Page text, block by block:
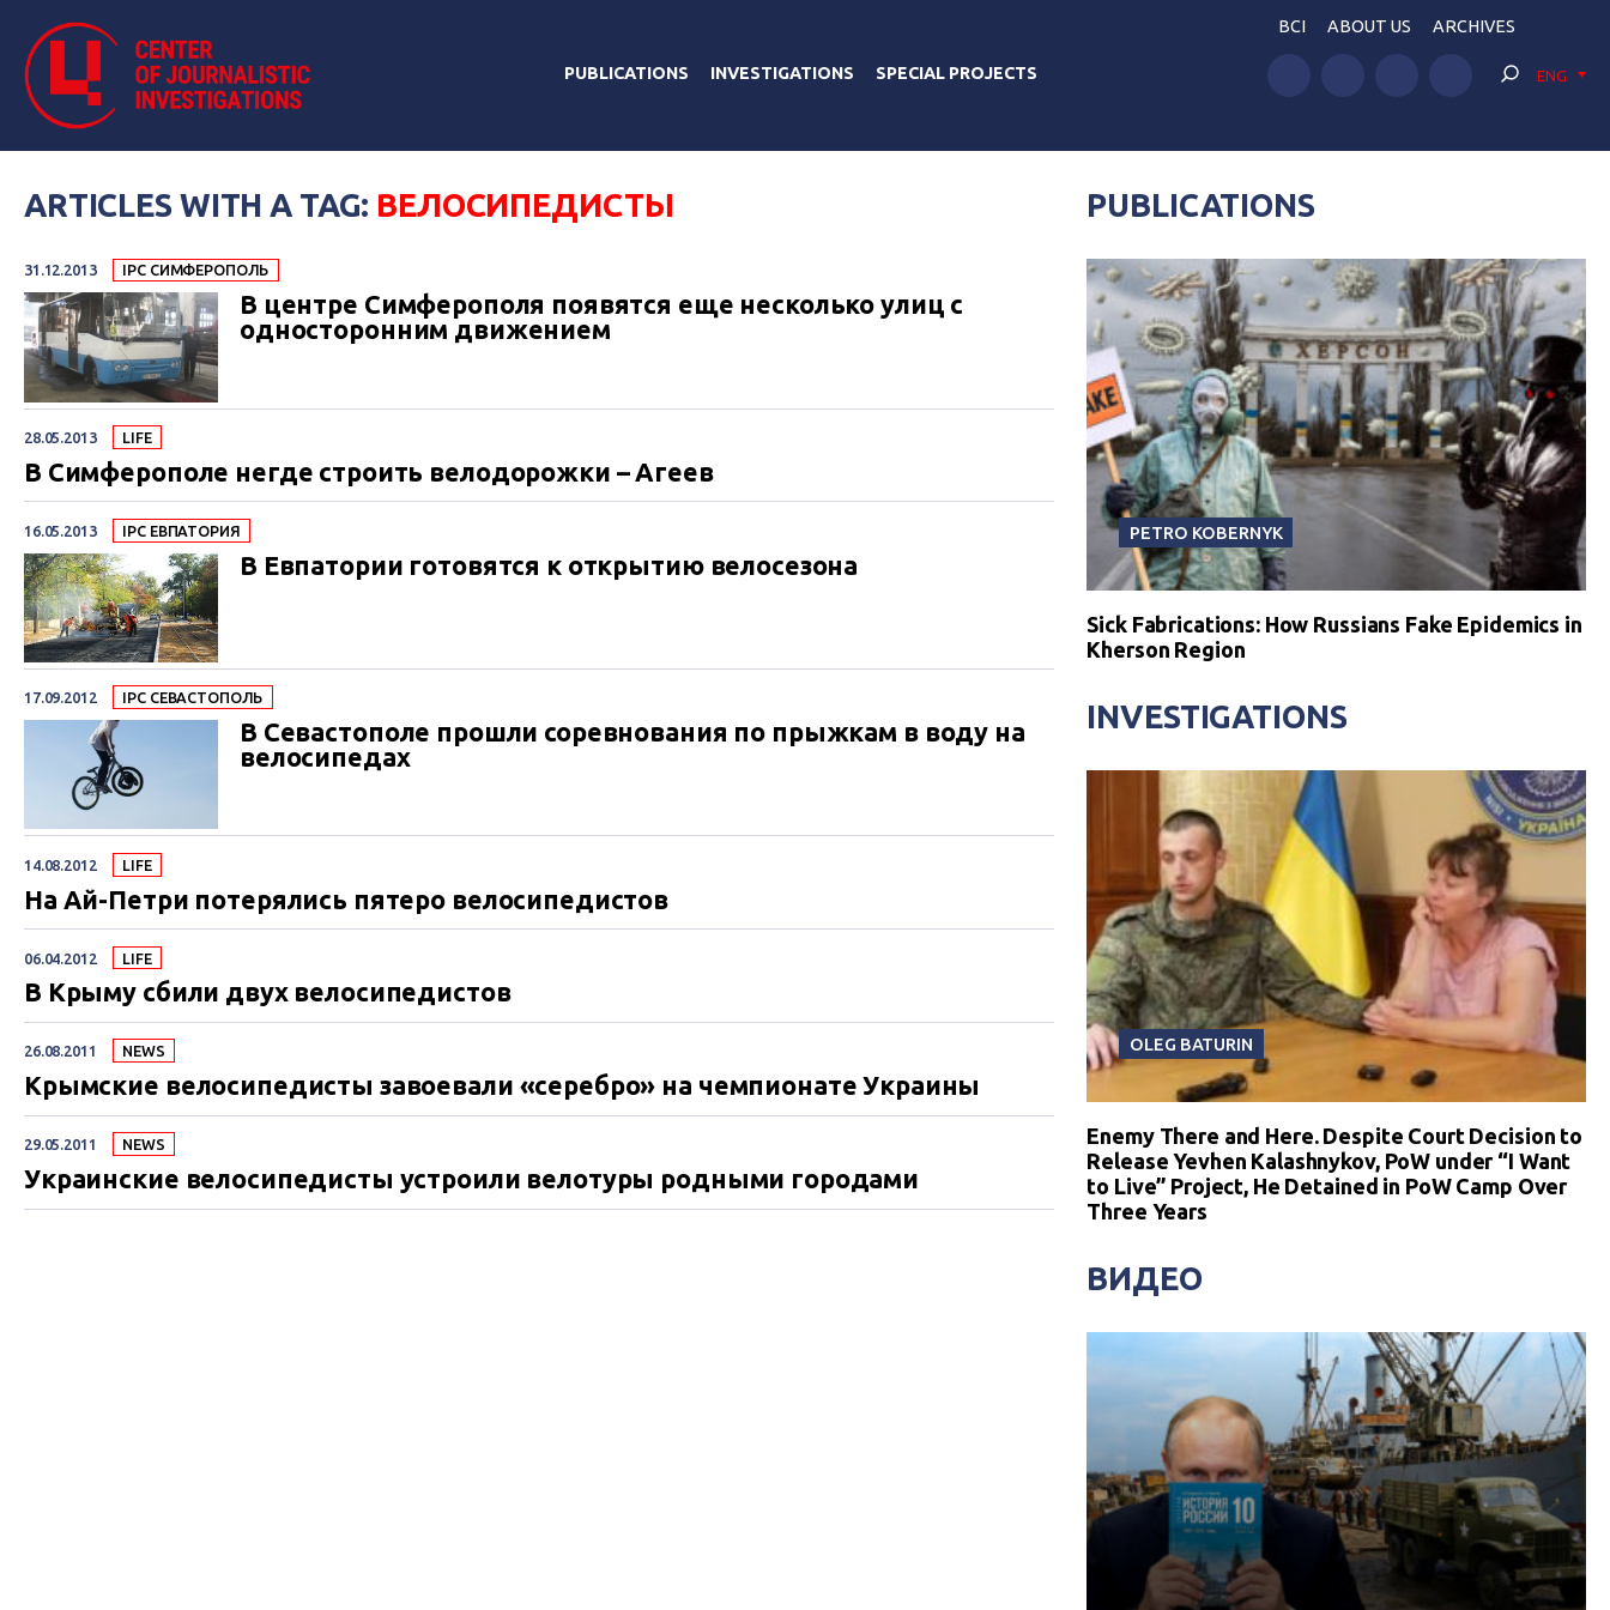
PUBLICATIONS INVESTIGATIONS SPECIAL PROJECTS
BCI ABOUT US ARCHIVES
ENG
ARTICLES WITH A TAG: ВЕЛОСИПЕДИСТЫ
31.12.2013 IPC СИМФЕРОПОЛЬ
В центре Симферополя появятся еще несколько улиц с
односторонним движением
28.05.2013 LIFE
В Симферополе негде строить велодорожки – Агеев
16.05.2013 IPC ЕВПАТОРИЯ
В Евпатории готовятся к открытию велосезона
17.09.2012 IPC СЕВАСТОПОЛЬ
В Севастополе прошли соревнования по прыжкам в воду на
велосипедах
14.08.2012 LIFE
На Ай-Петри потерялись пятеро велосипедистов
06.04.2012 LIFE
В Крыму сбили двух велосипедистов
26.08.2011 NEWS
Крымские велосипедисты завоевали «серебро» на чемпионате Украины
29.05.2011 NEWS
Украинские велосипедисты устроили велотуры родными городами
PUBLICATIONS
PETRO KOBERNYK
Sick Fabrications: How Russians Fake Epidemics in
Kherson Region
INVESTIGATIONS
OLEG BATURIN
Enemy There and Here. Despite Court Decision to
Release Yevhen Kalashnykov, PoW under “I Want
to Live” Project, He Detained in PoW Camp Over
Three Years
ВИДЕО